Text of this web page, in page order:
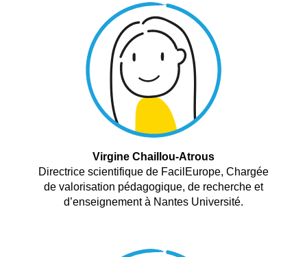
Virgine Chaillou-Atrous
Directrice scientifique de FacilEurope, Chargée
de valorisation pédagogique, de recherche et
d’enseignement à Nantes Université.